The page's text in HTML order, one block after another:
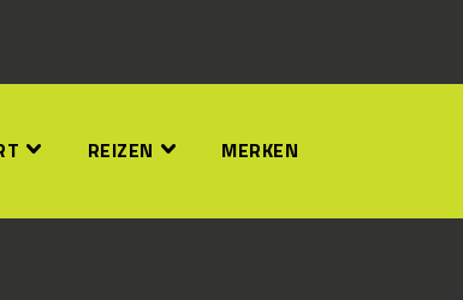
REIZEN MERKEN